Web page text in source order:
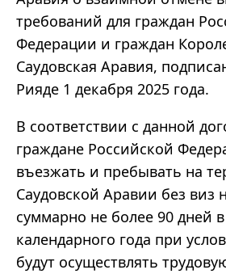
требований для граждан
Федерации и граждан
Саудовская Аравия,
Рияде 1 декабря 2025 года.
В соответствии с данной
граждане Российской
въезжать и пребывать на
Саудовской Аравии без виз
суммарно не более 90 дней
календарного года при
будут осуществлять